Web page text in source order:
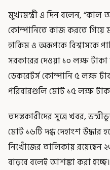
মুখ্যমন্ত্রী এ দিন বলেন, “কাল
কোম্পানিতে কাজ করতে গিয়ে
হাকিম ও অরূপকে বিশ্বাসকে
সরকারের দেওয়া ১০ লক্ষ টাকা
ডেকরেটর্স কোম্পানি ৫ লক্ষ
পরিবারগুলি মোট ১৫ লক্ষ
তদন্তকারীদের সূত্রে খবর,
মোট ১৬টি দগ্ধ দেহাংশ উদ্ধার
নিখোঁজের তালিকায়
বাড়বে বলেই আশঙ্কা করা